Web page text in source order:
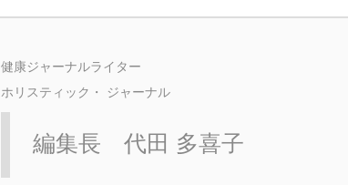
健康ジャーナルライター
ホリスティック・ ジャーナル
編集長 代田 多喜子